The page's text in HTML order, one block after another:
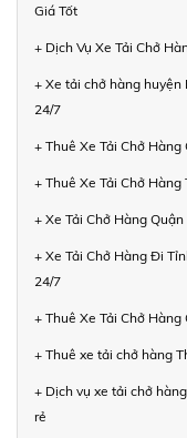
Giá Tốt
+ Dịch Vụ Xe Tải Chở
+ Xe tải chở hàng huyện
24/7
+ Thuê Xe Tải Chở
+ Thuê Xe Tải Chở Hàng
+ Xe Tải Chở Hàng
+ Xe Tải Chở Hàng Đi
24/7
+ Thuê Xe Tải Chở Hàng
+ Thuê xe tải chở hàng
+ Dịch vụ xe tải chở
rẻ